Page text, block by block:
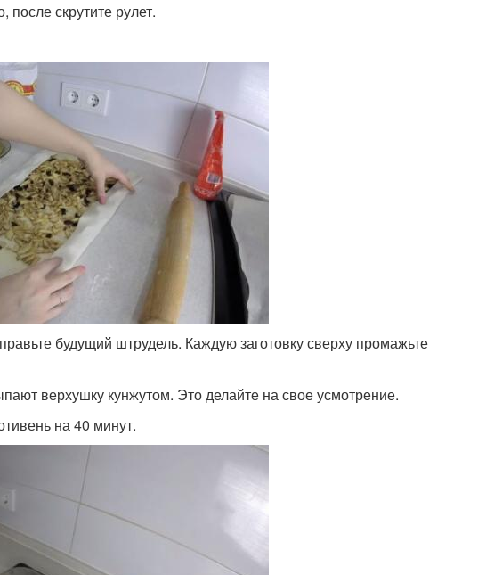
скрутите рулет.
будущий штрудель. Каждую заготовку сверху промажьте
верхушку кунжутом. Это делайте на свое усмотрение.
на 40 минут.